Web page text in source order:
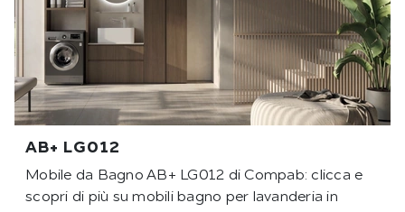
AB+ LG012
Mobile da Bagno AB+ LG012 di Compab: clicca e
scopri di più su mobili bagno per lavanderia in